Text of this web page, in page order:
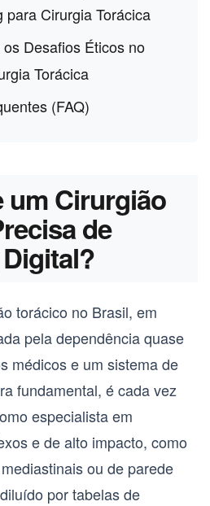
para Cirurgia Torácica
Desafios Éticos no
Torácica
(FAQ)
um Cirurgião
de
torácico no Brasil, em
pela dependência quase
médicos e um sistema de
fundamental, é cada vez
especialista em
e de alto impacto, como
ou de parede
por tabelas de